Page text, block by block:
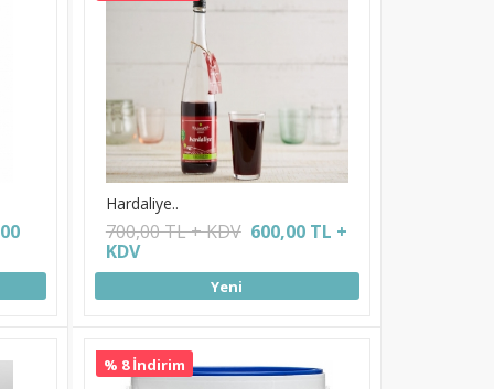
Hardaliye..
700,00 TL + KDV 600,00 TL +
KDV
Yeni
% 8 İndirim